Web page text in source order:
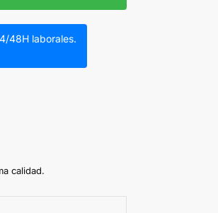
48H laborales.
calidad.